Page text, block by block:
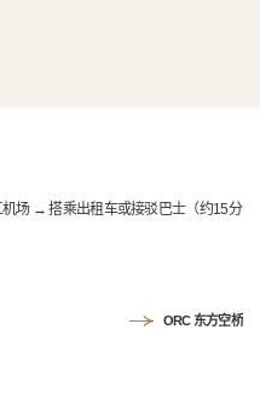
场 → 搭乘出租车或接驳巴士（约15分
ORC 东方空桥